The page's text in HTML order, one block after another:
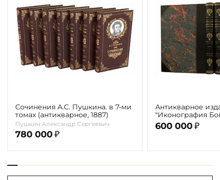
Сочинения А.С. Пушкина. в 7-ми
томах (антикварное, 1887)
Пушкин Александр Сергеевич
780 000 ₽
Антикварное
"Иконография
г. (в 2-х томах с
автора)
600 000 ₽